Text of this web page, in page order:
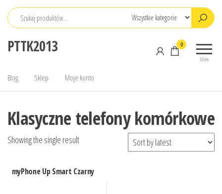
Przejdź
PTTK2013
Menu
0
Blog Sklep Moje konto
Klasyczne telefony komórkowe
Showing the single result
myPhone Up Smart Czarny